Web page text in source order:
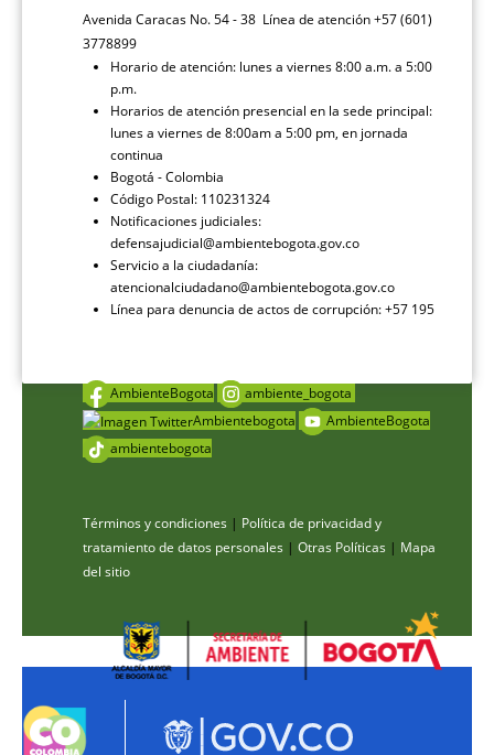
Avenida Caracas No. 54 - 38 Línea de atención +57 (601)
3778899
Horario de atención: lunes a viernes 8:00 a.m. a 5:00
p.m.
Horarios de atención presencial en la sede principal:
lunes a viernes de 8:00am a 5:00 pm, en jornada
continua
Bogotá - Colombia
Código Postal: 110231324
Notificaciones judiciales:
defensajudicial@ambientebogota.gov.co
Servicio a la ciudadanía:
atencionalciudadano@ambientebogota.gov.co
Línea para denuncia de actos de corrupción: +57 195
AmbienteBogota
ambiente_bogota
Ambientebogota
AmbienteBogota
ambientebogota
Términos y condiciones | Política de privacidad y
tratamiento de datos personales | Otras Políticas | Mapa
del sitio